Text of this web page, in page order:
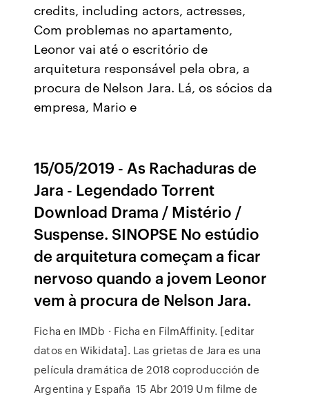
credits, including actors, actresses,
Com problemas no apartamento,
Leonor vai até o escritório de
arquitetura responsável pela obra, a
procura de Nelson Jara. Lá, os sócios da
empresa, Mario e
15/05/2019 - As Rachaduras de
Jara - Legendado Torrent
Download Drama / Mistério /
Suspense. SINOPSE No estúdio
de arquitetura começam a ficar
nervoso quando a jovem Leonor
vem à procura de Nelson Jara.
Ficha en IMDb · Ficha en FilmAffinity. [editar
datos en Wikidata]. Las grietas de Jara es una
película dramática de 2018 coproducción de
Argentina y España 15 Abr 2019 Um filme de